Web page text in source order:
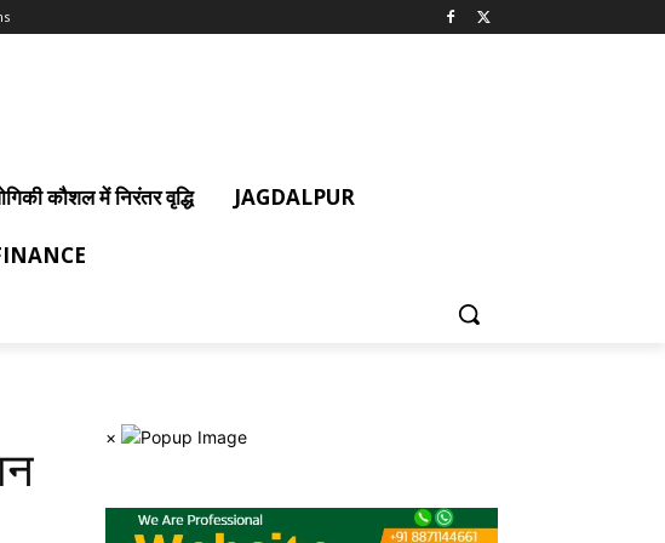
कौशल में निरंतर वृद्धि JAGDALPUR
×